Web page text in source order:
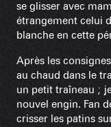
se glisser avec
étrangement celui
blanche en cette
Après les
au chaud dans le
un petit traîneau ;
nouvel engin. Fan
crisser les patins